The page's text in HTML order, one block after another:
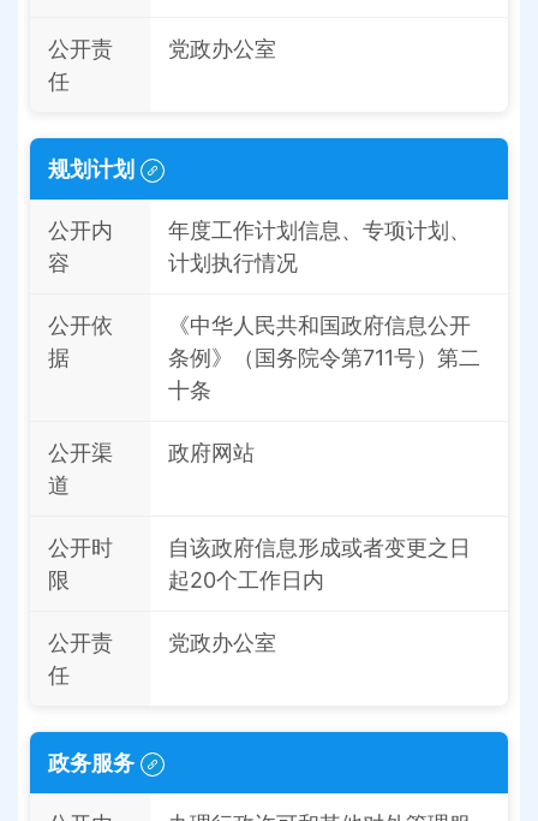
公开责
任
党政办公室
规划计划
公开内
容
年度工作计划信息、专项计划、
计划执行情况
公开依
据
《中华人民共和国政府信息公开
条例》（国务院令第711号）第二
十条
公开渠
道
政府网站
公开时
限
自该政府信息形成或者变更之日
起20个工作日内
公开责
任
党政办公室
政务服务